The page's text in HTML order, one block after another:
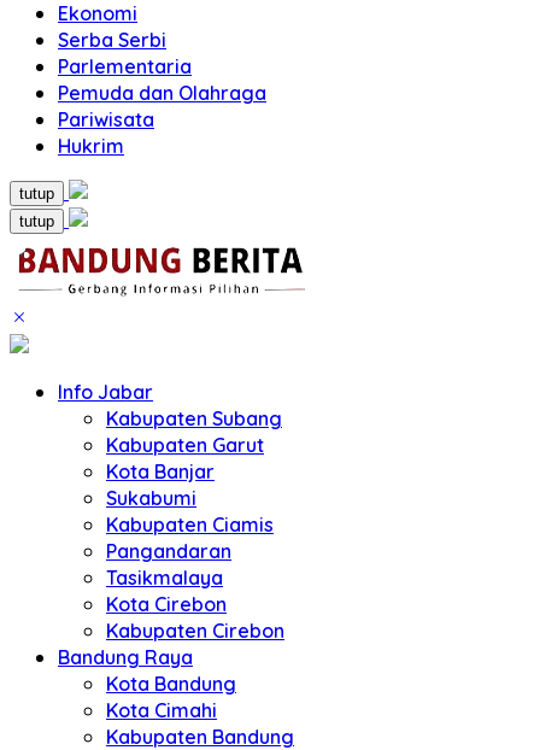
Ekonomi
Serba Serbi
Parlementaria
Pemuda dan Olahraga
Pariwisata
Hukrim
tutup
tutup
Info Jabar
Kabupaten Subang
Kabupaten Garut
Kota Banjar
Sukabumi
Kabupaten Ciamis
Pangandaran
Tasikmalaya
Kota Cirebon
Kabupaten Cirebon
Bandung Raya
Kota Bandung
Kota Cimahi
Kabupaten Bandung